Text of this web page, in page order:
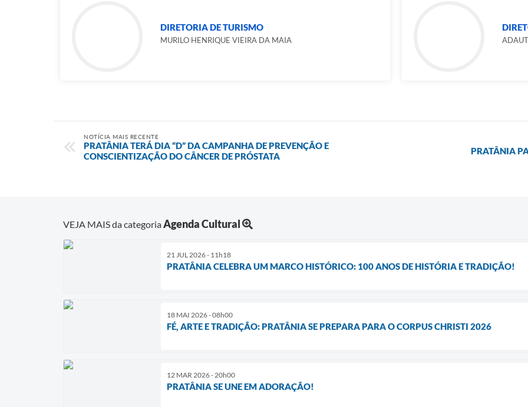
DIRETORIA DE TURISMO
MURILO HENRIQUE VIEIRA DA MAIA
NOTÍCIA MAIS RECENTE
PRATÂNIA TERÁ DIA “D” DA CAMPANHA DE PREVENÇÃO E
CONSCIENTIZAÇÃO DO CÂNCER DE PRÓSTATA
PRATÂNIA
VEJA MAIS da categoriaAgenda Cultural
21 JUL 2026 - 11h18
PRATÂNIA CELEBRA UM MARCO HISTÓRICO: 100 ANOS DE HISTÓRIA E TRADIÇÃO!
18 MAI 2026 - 08h00
FÉ, ARTE E TRADIÇÃO: PRATÂNIA SE PREPARA PARA O CORPUS CHRISTI 2026
12 MAR 2026 - 20h00
PRATÂNIA SE UNE EM ADORAÇÃO!